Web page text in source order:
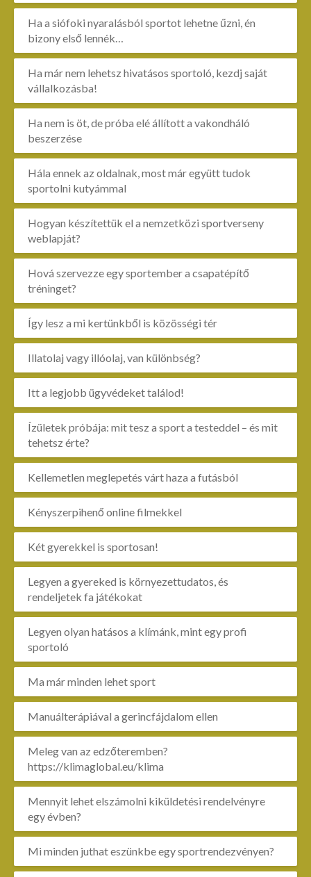
Ha a siófoki nyaralásból sportot lehetne űzni, én
bizony első lennék…
Ha már nem lehetsz hivatásos sportoló, kezdj saját
vállalkozásba!
Ha nem is öt, de próba elé állított a vakondháló
beszerzése
Hála ennek az oldalnak, most már együtt tudok
sportolni kutyámmal
Hogyan készítettük el a nemzetközi sportverseny
weblapját?
Hová szervezze egy sportember a csapatépítő
tréninget?
Így lesz a mi kertünkből is közösségi tér
Illatolaj vagy illóolaj, van különbség?
Itt a legjobb ügyvédeket találod!
Ízületek próbája: mit tesz a sport a testeddel – és mit
tehetsz érte?
Kellemetlen meglepetés várt haza a futásból
Kényszerpihenő online filmekkel
Két gyerekkel is sportosan!
Legyen a gyereked is környezettudatos, és
rendeljetek fa játékokat
Legyen olyan hatásos a klímánk, mint egy profi
sportoló
Ma már minden lehet sport
Manuálterápiával a gerincfájdalom ellen
Meleg van az edzőteremben?
https://klimaglobal.eu/klima
Mennyit lehet elszámolni kiküldetési rendelvényre
egy évben?
Mi minden juthat eszünkbe egy sportrendezvényen?